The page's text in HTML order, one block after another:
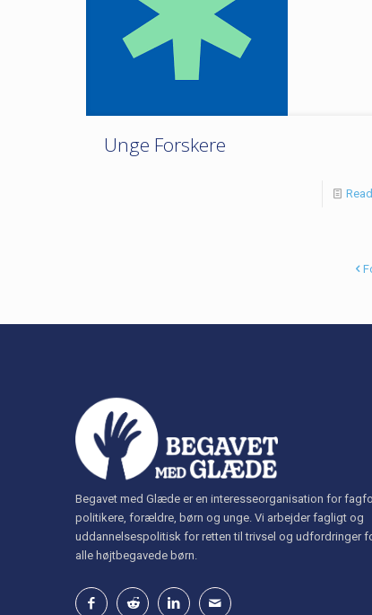
Unge Forskere
Begavet med Glæde er en interesseorganisation for
politikere, forældre, børn og unge. Vi arbejder fagligt og
uddannelsespolitisk for retten til trivsel og udfordringer
alle højtbegavede børn.